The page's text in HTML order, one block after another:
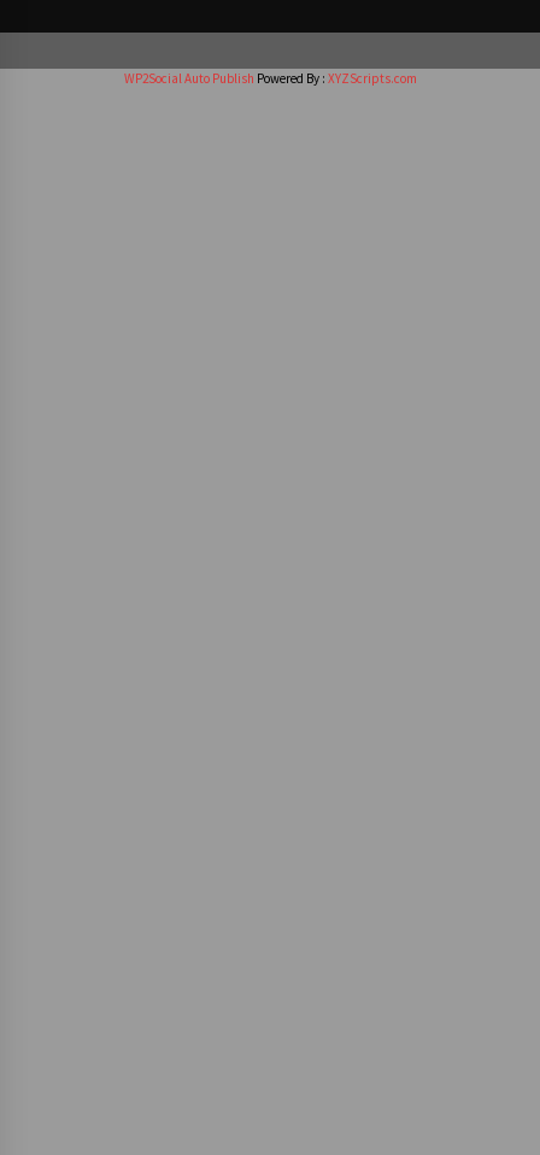
WP2Social Auto Publish Powered By : XYZScripts.com